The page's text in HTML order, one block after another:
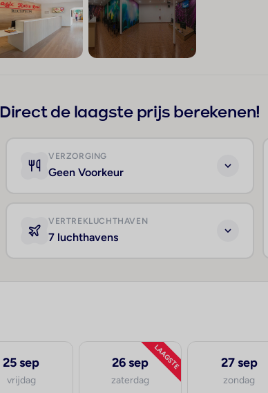
Direct de laagste prijs berekenen!
VERZORGING
Geen Voorkeur
VERTREKLUCHTHAVEN
7 luchthavens
25 sep
vrijdag
LAAGSTE
26 sep
zaterdag
27 sep
zondag